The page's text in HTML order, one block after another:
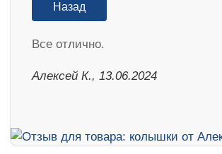
Назад
Все отлично.
Алексей К., 13.06.2024